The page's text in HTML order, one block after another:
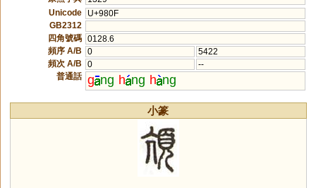
Unicode
U+980F
GB2312
四角號碼 0128.6
頻序 A/B
0
5422
頻次 A/B
0
--
普通話 g ng h ng h ng
小篆